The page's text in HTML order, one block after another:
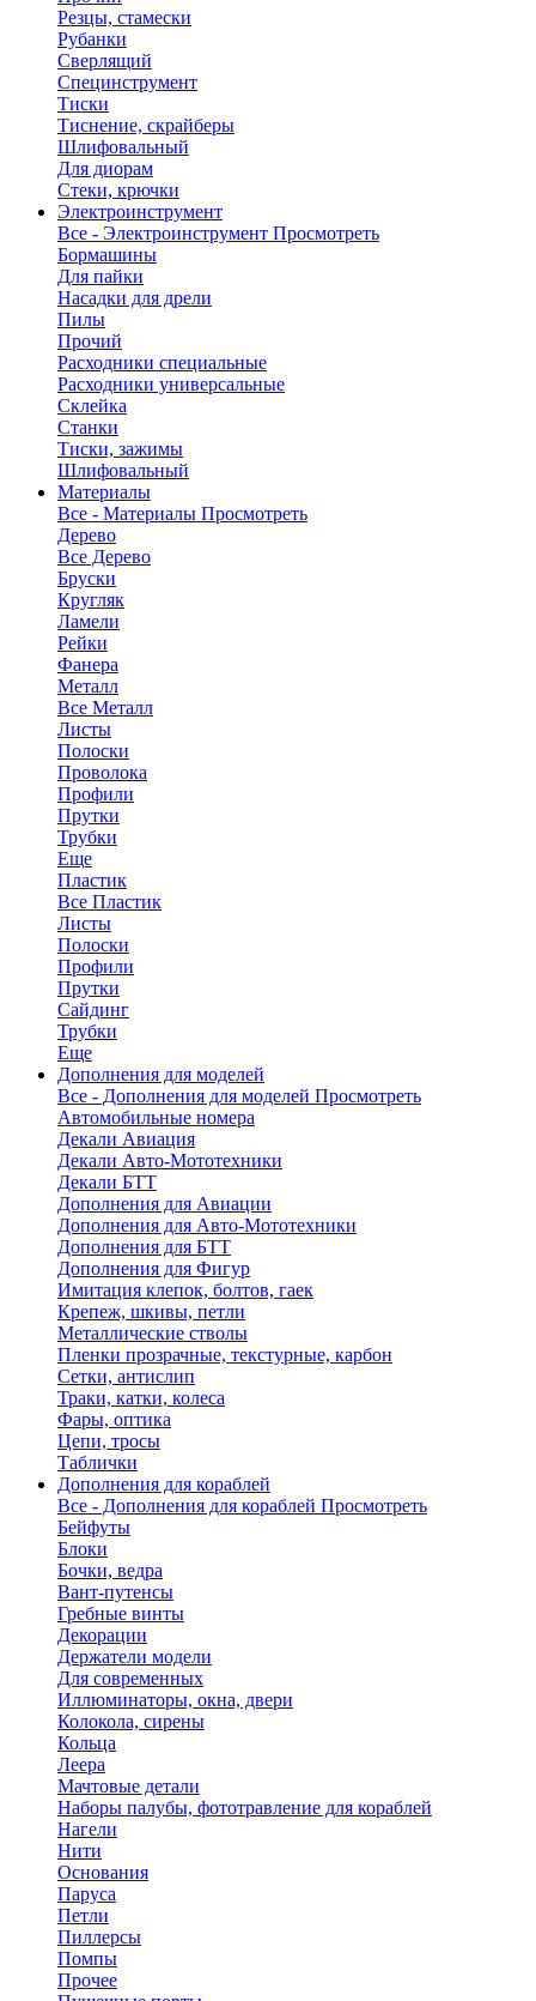
Резцы, стамески
Рубанки
Сверлящий
Специнструмент
Тиски
Тиснение, скрайберы
Шлифовальный
Для диорам
Стеки, крючки
Электроинструмент
Все - Электроинструмент Просмотреть
Бормашины
Для пайки
Насадки для дрели
Пилы
Прочий
Расходники специальные
Расходники универсальные
Склейка
Станки
Тиски, зажимы
Шлифовальный
Материалы
Все - Материалы Просмотреть
Дерево
Все Дерево
Бруски
Кругляк
Ламели
Рейки
Фанера
Металл
Все Металл
Листы
Полоски
Проволока
Профили
Прутки
Трубки
Еще
Пластик
Все Пластик
Листы
Полоски
Профили
Прутки
Сайдинг
Трубки
Еще
Дополнения для моделей
Все - Дополнения для моделей Просмотреть
Автомобильные номера
Декали Авиация
Декали Авто-Мототехники
Декали БТТ
Дополнения для Авиации
Дополнения для Авто-Мототехники
Дополнения для БТТ
Дополнения для Фигур
Имитация клепок, болтов, гаек
Крепеж, шкивы, петли
Металлические стволы
Пленки прозрачные, текстурные, карбон
Сетки, антислип
Траки, катки, колеса
Фары, оптика
Цепи, тросы
Таблички
Дополнения для кораблей
Все - Дополнения для кораблей Просмотреть
Бейфуты
Блоки
Бочки, ведра
Вант-путенсы
Гребные винты
Декорации
Держатели модели
Для современных
Иллюминаторы, окна, двери
Колокола, сирены
Кольца
Леера
Мачтовые детали
Наборы палубы, фототравление для кораблей
Нагели
Нити
Основания
Паруса
Петли
Пиллерсы
Помпы
Прочее